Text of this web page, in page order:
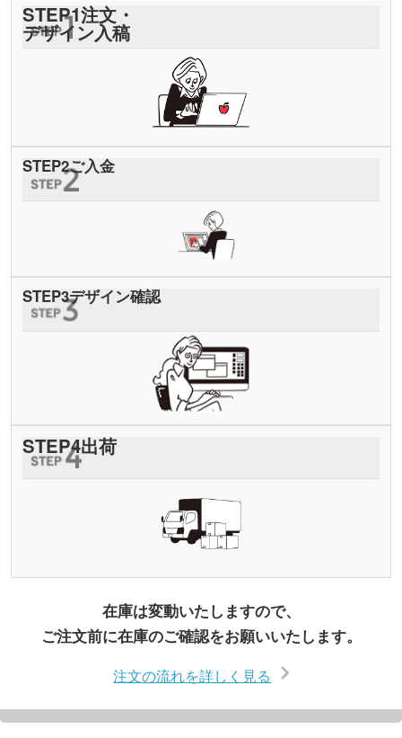
STEP1注文・
デザイン入稿
STEP2ご入金
STEP3デザイン確認
STEP4出荷
在庫は変動いたしますので、
ご注文前に在庫のご確認をお願いいたします。
注文の流れを詳しく見る